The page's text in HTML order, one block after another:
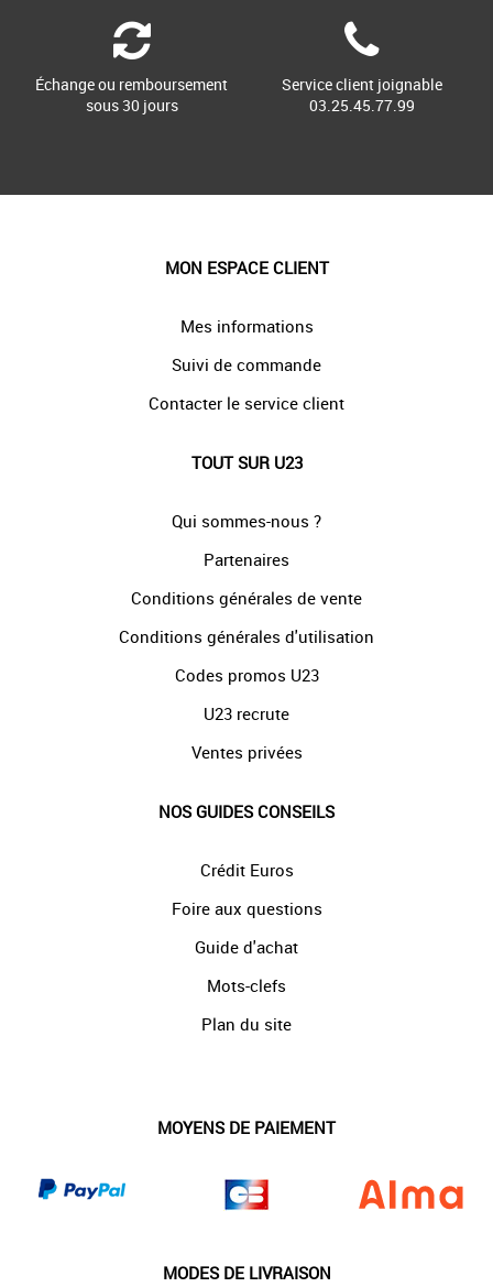
Échange ou remboursement
sous 30 jours
Service client joignable
03.25.45.77.99
MON ESPACE CLIENT
Mes informations
Suivi de commande
Contacter le service client
TOUT SUR U23
Qui sommes-nous ?
Partenaires
Conditions générales de vente
Conditions générales d'utilisation
Codes promos U23
U23 recrute
Ventes privées
NOS GUIDES CONSEILS
Crédit Euros
Foire aux questions
Guide d'achat
Mots-clefs
Plan du site
MOYENS DE PAIEMENT
MODES DE LIVRAISON